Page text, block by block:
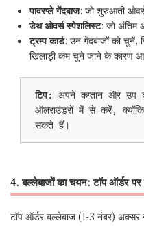
पावरप्ले गेंदबाज: जो शुरुआती
डेथ ओवर्स स्पेशलिस्ट: जो अंतिम
ट्रम्प कार्ड: उन गेंदबाजों को चुनें,
खिलाड़ी कम चुने जाने के कारण
टिप: अपने कप्तान और उप-
ऑलराउंडरों में से करें, क्योंकि
सकते हैं।
4. बल्लेबाजों का चयन: टॉप ऑर्डर
टॉप ऑर्डर बल्लेबाज (1-3 नंबर)